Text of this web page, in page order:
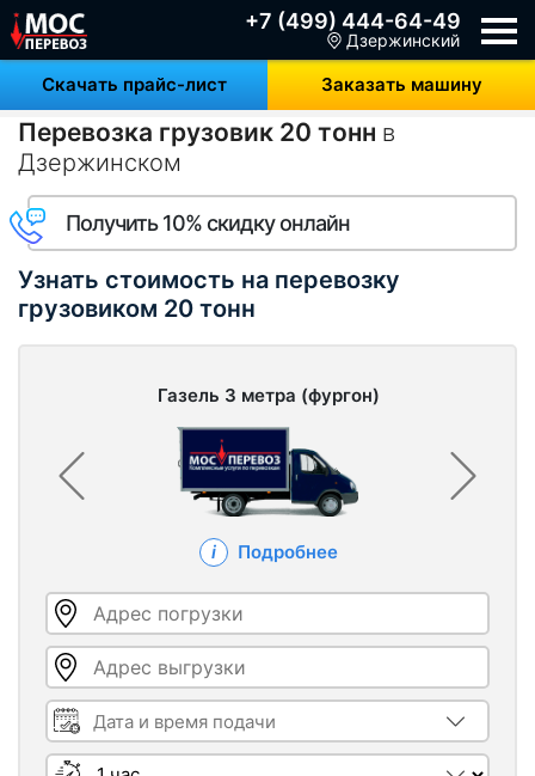
+7 (499) 444-64-49
Скачать прайс-лист Заказать машину
Дзержинский
Перевозка грузовик 20 тонн в
Дзержинском
Получить 10% скидку онлайн
Узнать стоимость на перевозку
грузовиком 20 тонн
Газель 3 метра (фургон)
Подробнее
Адрес погрузки
Адрес выгрузки
Дата и время подачи
Длительность